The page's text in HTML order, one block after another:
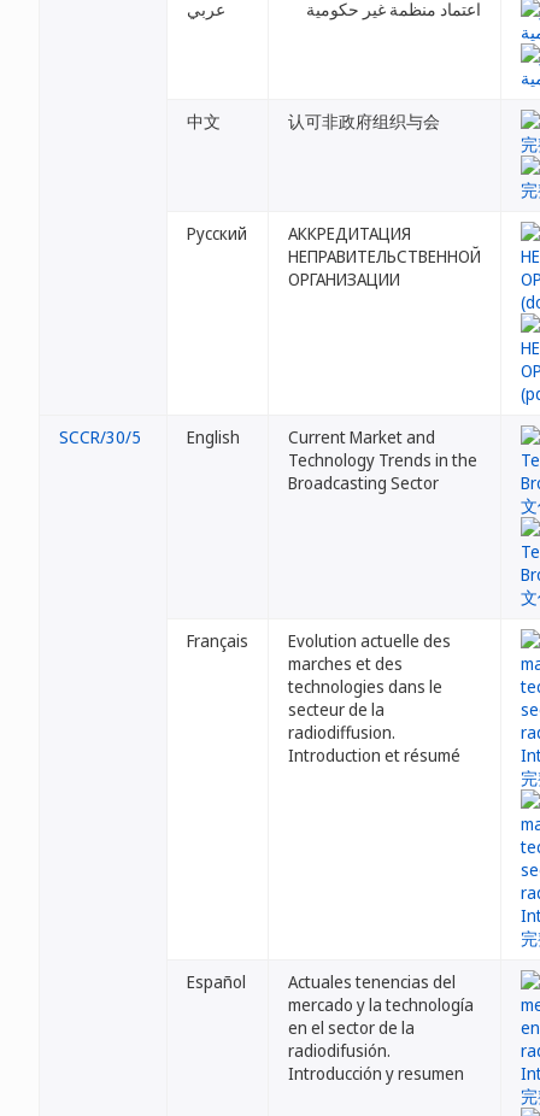
عربي اعتماد منظمة غير حكومية
中文 认可非政府组织与会
Русский
АККРЕДИТАЦИЯ
НЕПРАВИТЕЛЬСТВЕННОЙ
ОРГАНИЗАЦИИ
SCCR/30/5 English
Current Market and
Technology Trends in the
Broadcasting Sector
Français
Evolution actuelle des
marches et des
technologies dans le
secteur de la
radiodiffusion.
Introduction et résumé
Español
Actuales tenencias del
mercado y la technología
en el sector de la
radiodifusión.
Introducción y resumen